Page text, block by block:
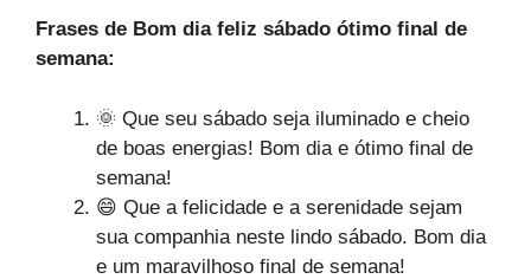
Frases de Bom dia feliz sábado ótimo final de
semana:
🌞 Que seu sábado seja iluminado e cheio
de boas energias! Bom dia e ótimo final de
semana!
😄 Que a felicidade e a serenidade sejam
sua companhia neste lindo sábado. Bom dia
e um maravilhoso final de semana!